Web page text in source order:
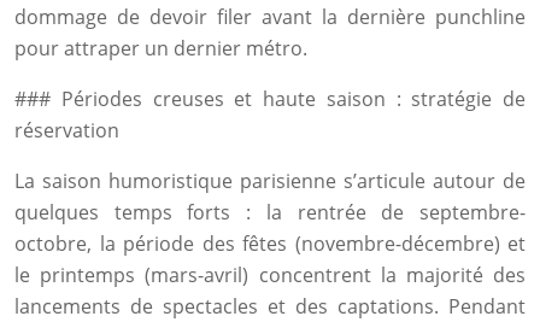
dommage de devoir filer avant la dernière punchline
pour attraper un dernier métro.
### Périodes creuses et haute saison : stratégie de
réservation
La saison humoristique parisienne s’articule autour de
quelques temps forts : la rentrée de septembre-
octobre, la période des fêtes (novembre-décembre) et
le printemps (mars-avril) concentrent la majorité des
lancements de spectacles et des captations. Pendant